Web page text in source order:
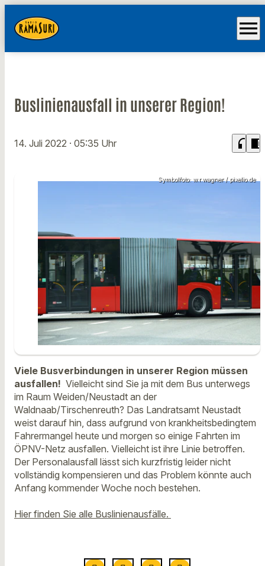
menu
Buslinienausfall in unserer Region!
14. Juli 2022 · 05:35 Uhr headphones chrome_reader_mode
Symbolfoto: w.r.wagner / pixelio.de
Viele Busverbindungen in unserer Region müssen
ausfallen! Vielleicht sind Sie ja mit dem Bus unterwegs
im Raum Weiden/Neustadt an der
Waldnaab/Tirschenreuth? Das Landratsamt Neustadt
weist darauf hin, dass aufgrund von krankheitsbedingtem
Fahrermangel heute und morgen so einige Fahrten im
ÖPNV-Netz ausfallen. Vielleicht ist ihre Linie betroffen.
Der Personalausfall lässt sich kurzfristig leider nicht
vollständig kompensieren und das Problem könnte auch
Anfang kommender Woche noch bestehen.
Hier finden Sie alle Buslinienausfälle.